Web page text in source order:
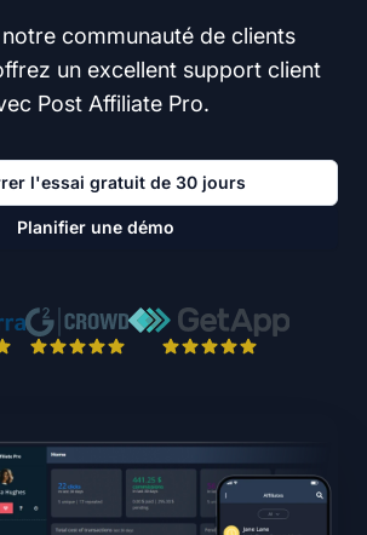
communauté de clients
un excellent support client
Post Affiliate Pro.
l'essai gratuit de 30 jours
Planifier une démo